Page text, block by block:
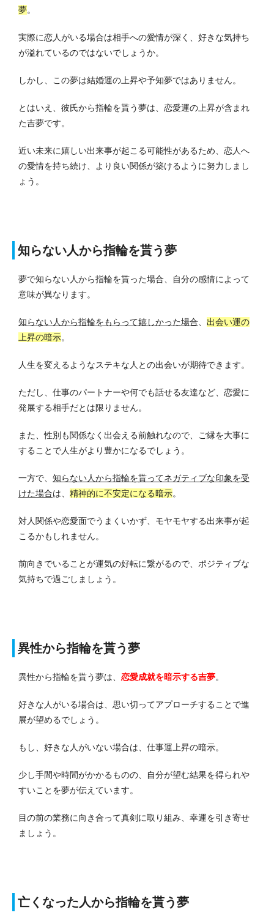
夢。
実際に恋人がいる場合は相手への愛情が深く、好きな気持ち
が溢れているのではないでしょうか。
しかし、この夢は結婚運の上昇や予知夢ではありません。
とはいえ、彼氏から指輪を貰う夢は、恋愛運の上昇が含まれ
た吉夢です。
近い未来に嬉しい出来事が起こる可能性があるため、恋人へ
の愛情を持ち続け、より良い関係が築けるように努力しまし
ょう。
知らない人から指輪を貰う夢
夢で知らない人から指輪を貰った場合、自分の感情によって
意味が異なります。
知らない人から指輪をもらって嬉しかった場合
出会い運の
上昇の暗示。
人生を変えるようなステキな人との出会いが期待できます。
ただし、仕事のパートナーや何でも話せる友達など、恋愛に
発展する相手だとは限りません。
また、性別も関係なく出会える前触れなので、ご縁を大事に
することで人生がより豊かになるでしょう。
一方で、 知らない人から指輪を貰ってネガティブな印象を受
けた場合は、 精神的に不安定になる暗示。
対人関係や恋愛面でうまくいかず、モヤモヤする出来事が起
こるかもしれません。
前向きでいることが運気の好転に繋がるので、ポジティブな
気持ちで過ごしましょう。
異性から指輪を貰う夢
異性から指輪を貰う夢は、 恋愛成就を暗示する吉夢。
好きな人がいる場合は、思い切ってアプローチすることで進
展が望めるでしょう。
もし、好きな人がいない場合は、仕事運上昇の暗示。
少し手間や時間がかかるものの、自分が望む結果を得られや
すいことを夢が伝えています。
目の前の業務に向き合って真剣に取り組み、幸運を引き寄せ
ましょう。
亡くなった人から指輪を貰う夢